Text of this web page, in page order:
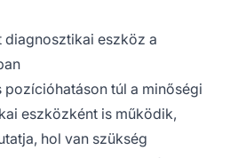
diagnosztikai eszköz a
túl a minőségi
eszközként is működik,
hol van szükség